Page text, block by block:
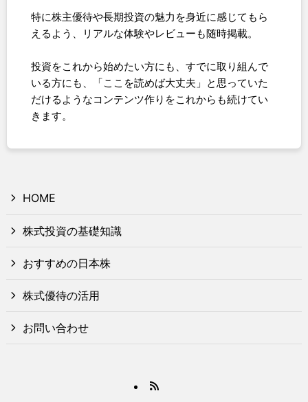
特に株主優待や長期投資の魅力を身近に感じてもら
えるよう、リアルな体験やレビューも随時掲載。
投資をこれから始めたい方にも、すでに取り組んで
いる方にも、「ここを読めば大丈夫」と思っていた
だけるようなコンテンツ作りをこれからも続けてい
きます。
HOME
株式投資の基礎知識
おすすめの日本株
株式優待の活用
お問い合わせ